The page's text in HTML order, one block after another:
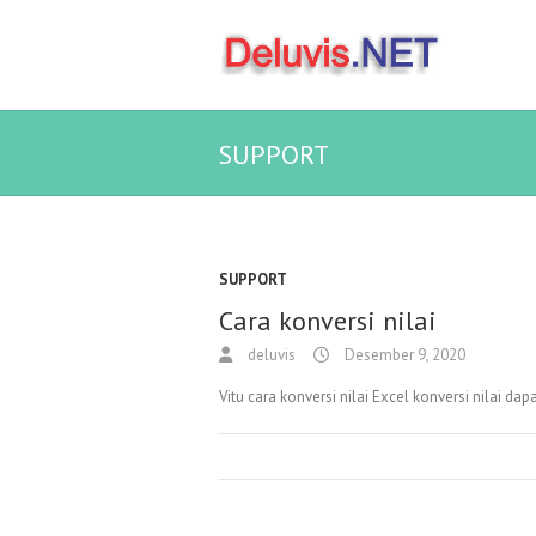
SUPPORT
SUPPORT
Cara konversi nilai
deluvis Desember 9, 2020
Vitu cara konversi nilai Excel konversi nilai